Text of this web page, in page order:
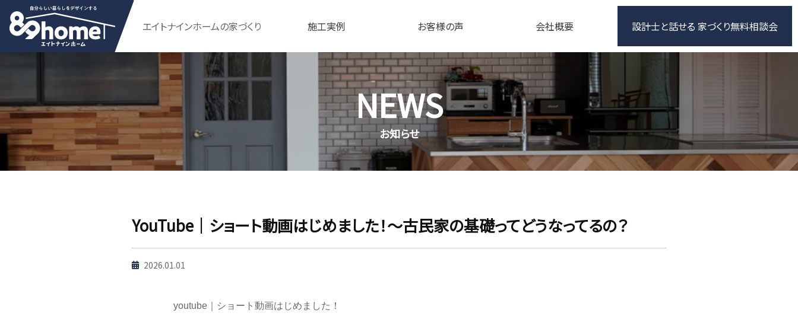
エイトナインホームの家づくり 施工実例 お客様の声 会社概要 設計士と話せる 家づくり無料相談会
NEWS
お知らせ
YouTube｜ショート動画はじめました！〜古民家の基礎ってどうなってるの？
2026.01.01
youtube｜ショート動画はじめました！